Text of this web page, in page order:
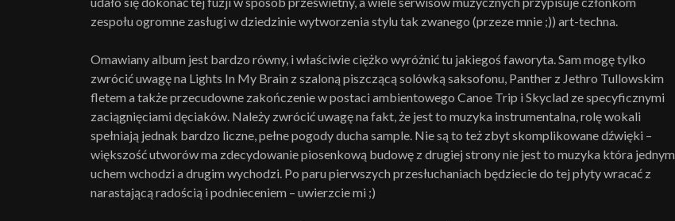
zespołu ogromne zasługi w dziedzinie wytworzenia stylu tak zwanego (przeze mnie ;)) art-techna.
Omawiany album jest bardzo równy, i właściwie ciężko wyróżnić tu jakiegoś faworyta. Sam mogę tylko
zwrócić uwagę na Lights In My Brain z szaloną piszczącą solówką saksofonu, Panther z Jethro Tullowskim
fletem a także przecudowne zakończenie w postaci ambientowego Canoe Trip i Skyclad ze specyficznymi
zaciągnięciami dęciaków. Należy zwrócić uwagę na fakt, że jest to muzyka instrumentalna, rolę wokali
spełniają jednak bardzo liczne, pełne pogody ducha sample. Nie są to też zbyt skomplikowane dźwięki –
większość utworów ma zdecydowanie piosenkową budowę z drugiej strony nie jest to muzyka która jednym
uchem wchodzi a drugim wychodzi. Po paru pierwszych przesłuchaniach będziecie do tej płyty wracać z
narastającą radością i podnieceniem – uwierzcie mi ;)